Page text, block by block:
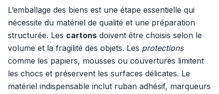
L’emballage des biens est une étape essentielle qui
nécessite du matériel de qualité et une préparation
structurée. Les cartons doivent être choisis selon le
volume et la fragilité des objets. Les protections
comme les papiers, mousses ou couvertures limitent
les chocs et préservent les surfaces délicates. Le
matériel indispensable inclut ruban adhésif, marqueurs